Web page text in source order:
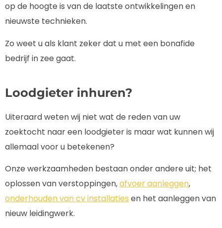
op de hoogte is van de laatste ontwikkelingen en
nieuwste technieken.
Zo weet u als klant zeker dat u met een bonafide
bedrijf in zee gaat.
Loodgieter inhuren?
Uiteraard weten wij niet wat de reden van uw
zoektocht naar een loodgieter is maar wat kunnen wij
allemaal voor u betekenen?
Onze werkzaamheden bestaan onder andere uit; het
oplossen van verstoppingen,afvoer aanleggen,
onderhouden van cv installaties en het aanleggen van
nieuw leidingwerk.